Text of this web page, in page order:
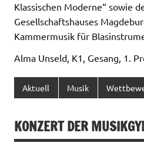
Klassischen Moderne“ sowie
Gesellschaftshauses
Kammermusik für
Alma Unseld, K1, Gesang, 1.
Aktuell Musik
KONZERT DER